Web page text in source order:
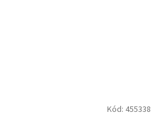
Kód: 455338